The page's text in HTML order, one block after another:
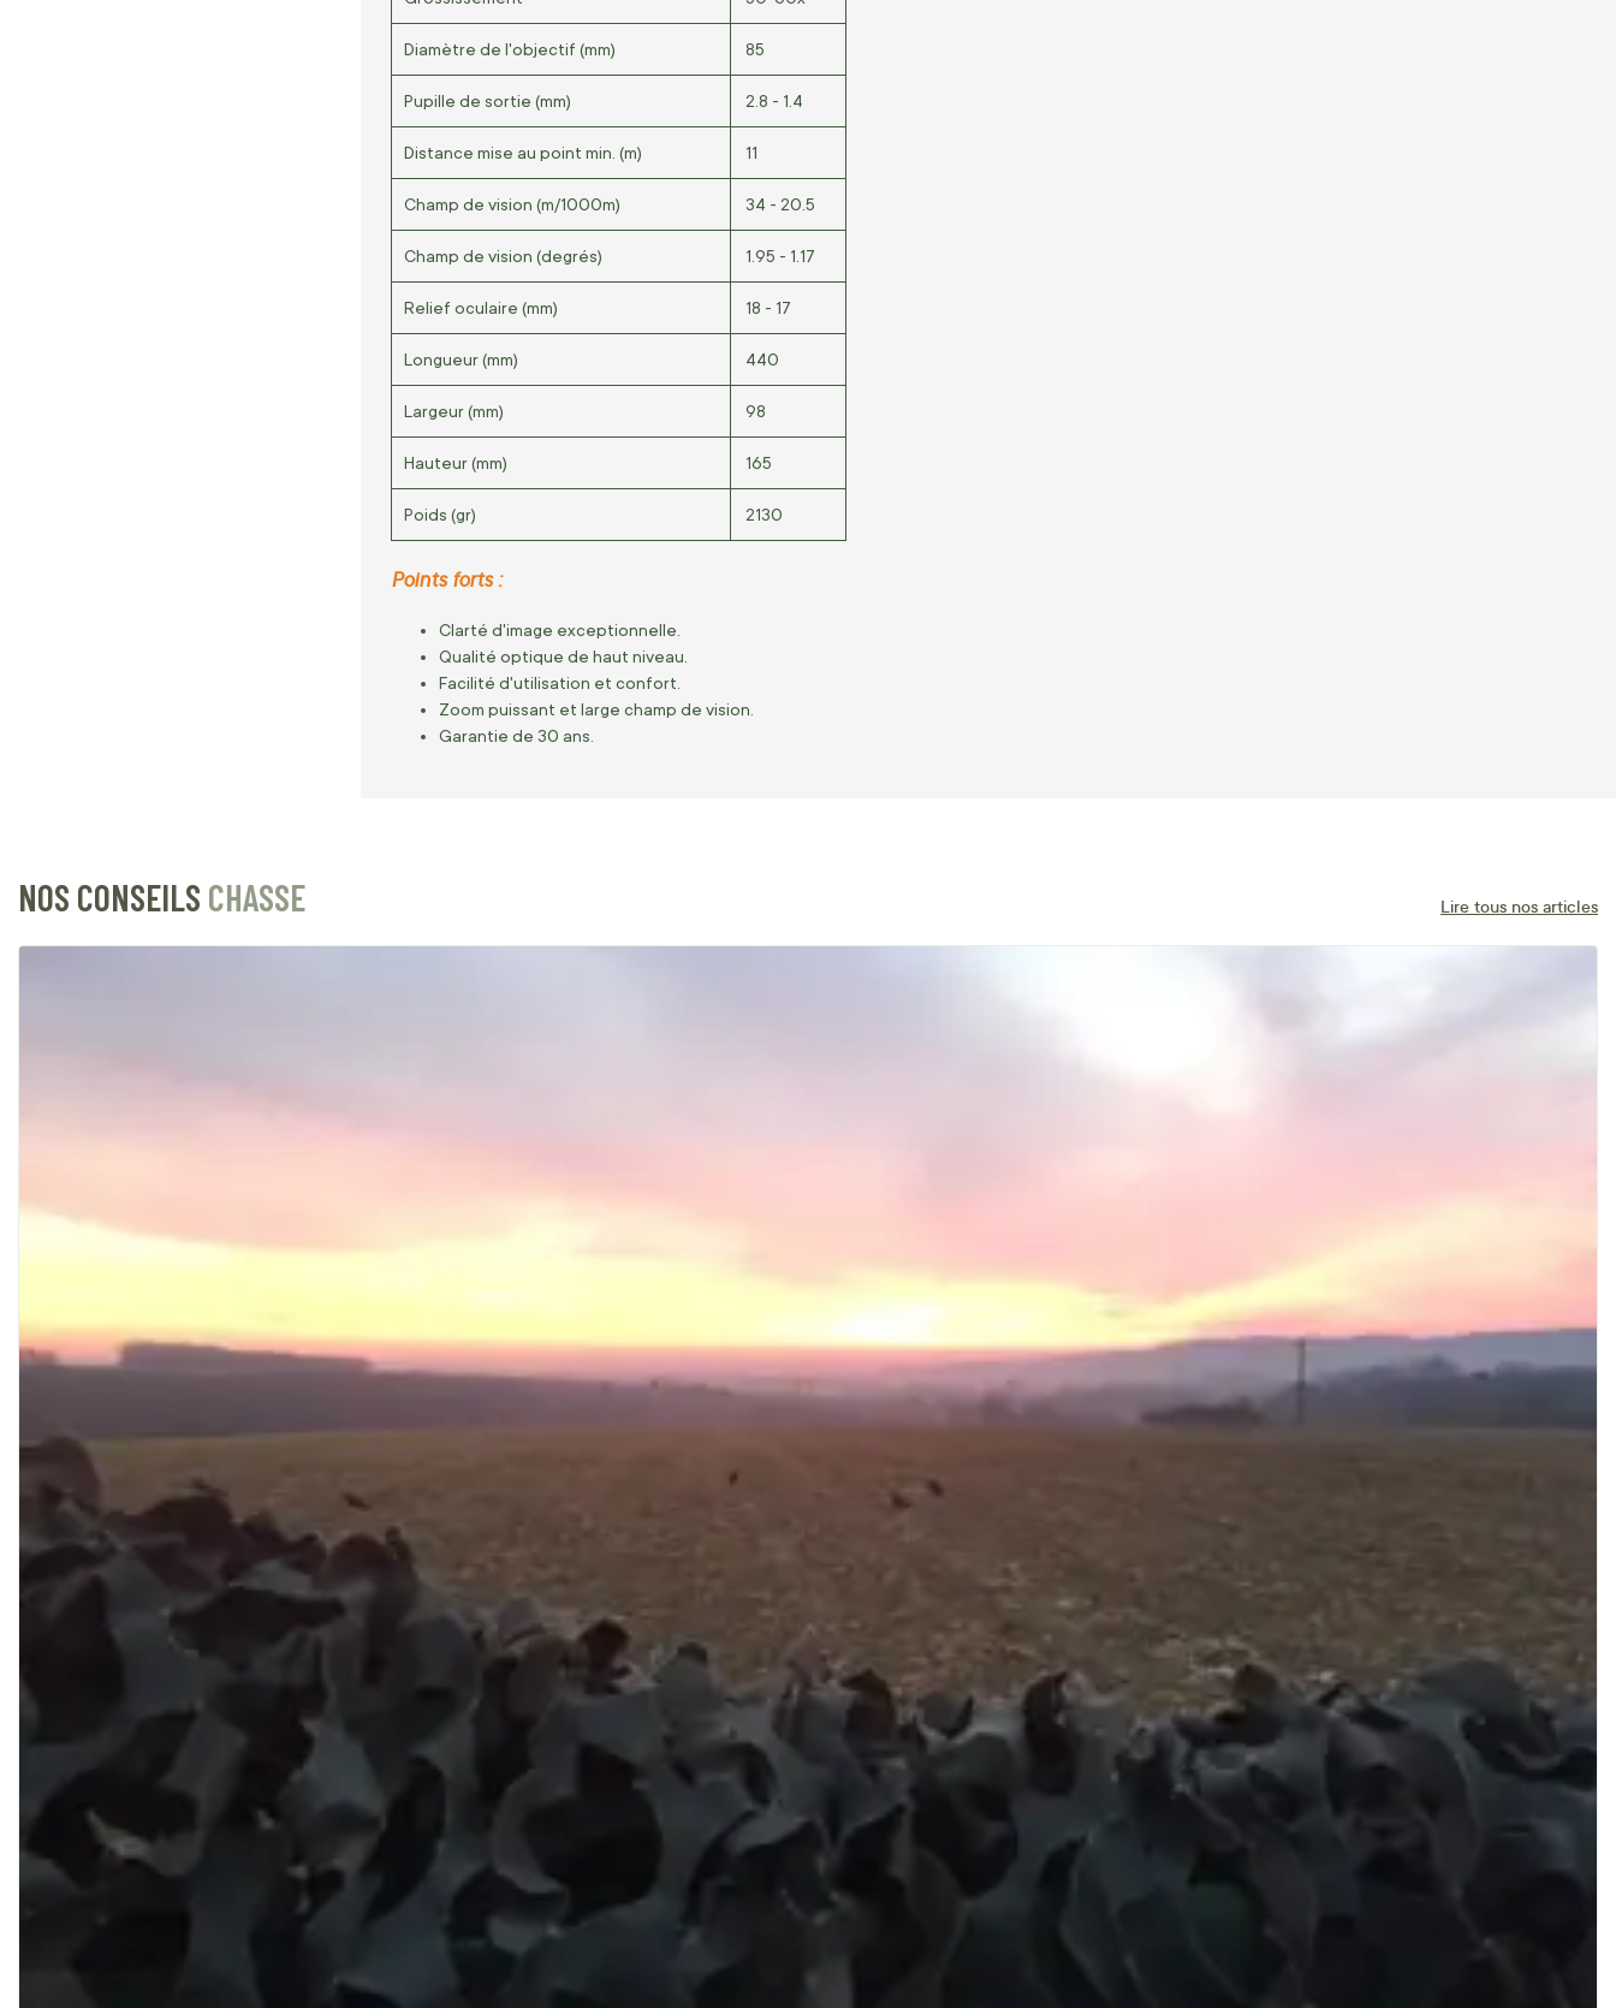
Diamètre de l'objectif (mm) 85
Pupille de sortie (mm) 2.8 - 1.4
Distance mise au point min. (m) 11
Champ de vision (m/1000m) 34 - 20.5
Champ de vision (degrés) 1.95 - 1.17
Relief oculaire (mm) 18 - 17
Longueur (mm) 440
Largeur (mm) 98
Hauteur (mm) 165
Poids (gr) 2130
Points forts :
Clarté d'image exceptionnelle.
Qualité optique de haut niveau.
Facilité d'utilisation et confort.
Zoom puissant et large champ de vision.
Garantie de 30 ans.
NOS CONSEILS CHASSE Lire tous nos articles